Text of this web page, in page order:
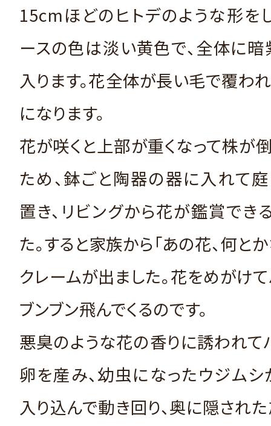
15cmほどのヒトデのような形を
ースの色は淡い黄色で、全体に
入ります。花全体が長い毛で覆わ
になります。
花が咲くと上部が重くなって株が
ため、鉢ごと陶器の器に入れて
置き、リビングから花が鑑賞でき
た。すると家族から「あの花、何と
クレームが出ました。花をめがけ
ブンブン飛んでくるのです。
悪臭のような花の香りに誘われて
卵を産み、幼虫になったウジム
入り込んで動き回り、奥に隠され